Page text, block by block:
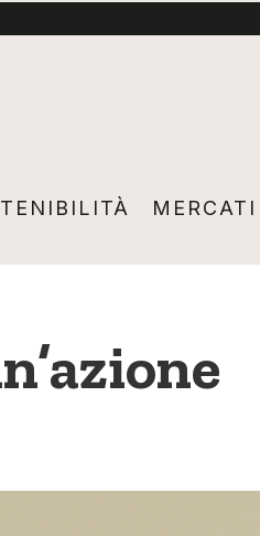
MERCATI SPECIALI VIDEO
MERCATI